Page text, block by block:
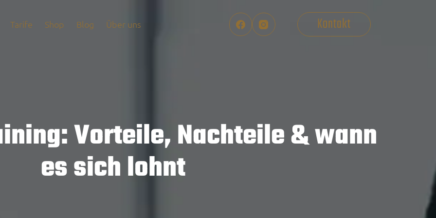
Tarife Shop Blog Über uns Kontakt
Vorteile, Nachteile & wann
es sich lohnt